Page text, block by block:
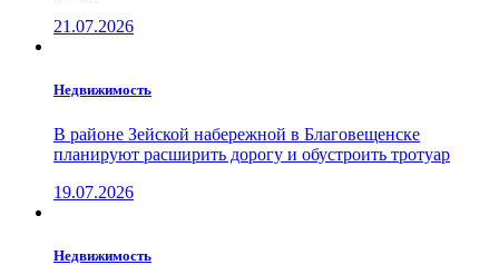
21.07.2026
Недвижимость
В районе Зейской набережной в Благовещенске
планируют расширить дорогу и обустроить тротуар
19.07.2026
Недвижимость